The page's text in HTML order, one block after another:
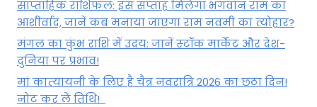
साप्ताहिक राशिफल: इस सप्ताह मिलेगा भगवान राम का
आशीर्वाद, जानें कब मनाया जाएगा राम नवमी का त्योहार?
मंगल का कुंभ राशि में उदय: जानें स्‍टॉक मार्केट और देश-
दुनिया पर प्रभाव!
मां कात्‍यायनी के लिए है चैत्र नवरात्रि 2026 का छठा दिन!
नोट कर लें तिथि!